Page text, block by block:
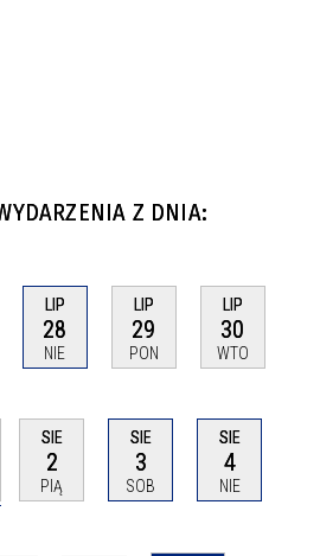
Z DNIA:
LIP
28
NIE
LIP
29
PON
LIP
30
WTO
SIE
2
PIĄ
SIE
3
SOB
SIE
4
NIE